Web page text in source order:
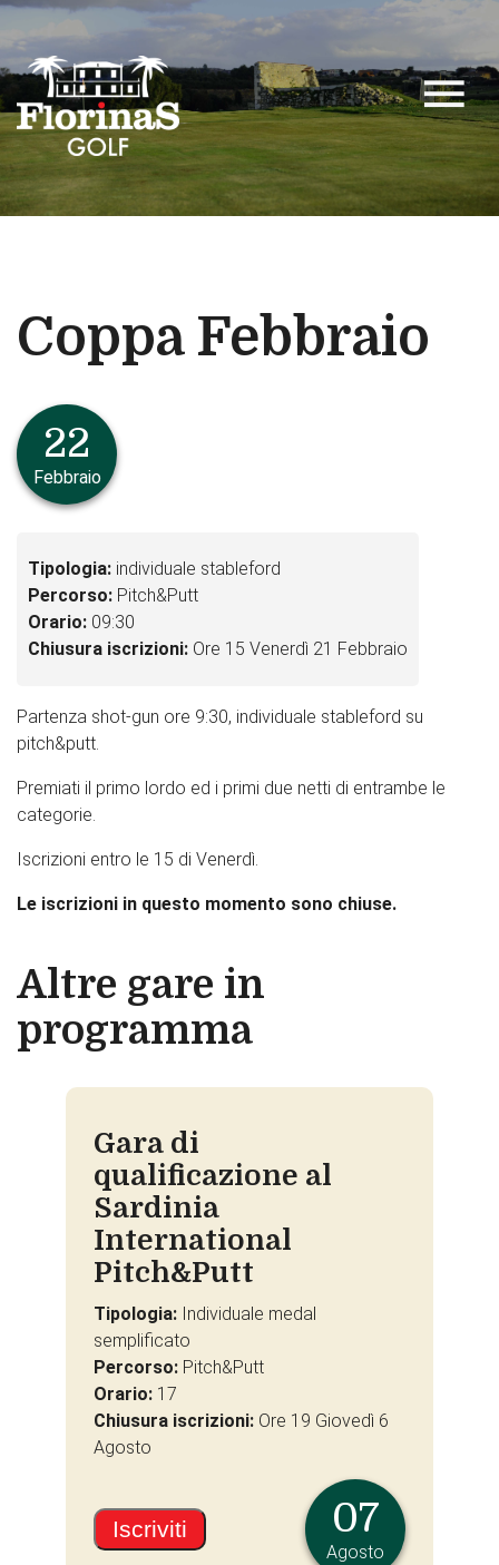
menu
22
Febbraio
Coppa Febbraio
Tipologia: individuale stableford
Percorso: Pitch&Putt
Orario: 09:30
Chiusura iscrizioni: Ore 15 Venerdì 21 Febbraio
Partenza shot-gun ore 9:30, individuale stableford su
pitch&putt.
Premiati il primo lordo ed i primi due netti di entrambe le
categorie.
Iscrizioni entro le 15 di Venerdì.
Le iscrizioni in questo momento sono chiuse.
Altre gare in
programma
Gara di
qualificazione al
Sardinia
International
Pitch&Putt
Tipologia: Individuale medal
semplificato
Percorso: Pitch&Putt
Orario: 17
Chiusura iscrizioni: Ore 19 Giovedì 6
Agosto
Iscriviti 07
Agosto